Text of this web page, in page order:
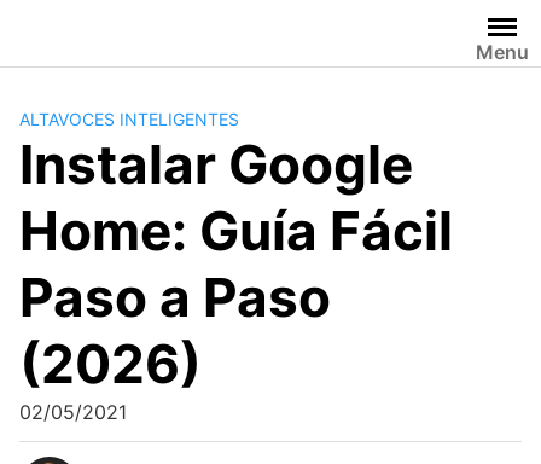
contenido
Menu
ALTAVOCES INTELIGENTES
Instalar Google
Home: Guía Fácil
Paso a Paso
(2026)
02/05/2021